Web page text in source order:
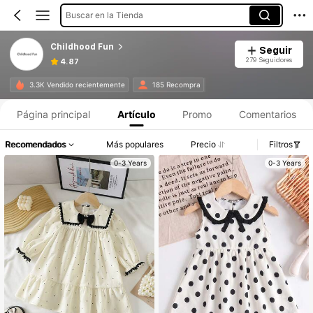
Buscar en la Tienda
Childhood Fun
4.87
Seguir
279 Seguidores
3.3K Vendido recientemente 185 Recompra
Página principal Artículo Promo Comentarios
Recomendados Más populares Precio Filtros
0-3 Years 0-3 Years